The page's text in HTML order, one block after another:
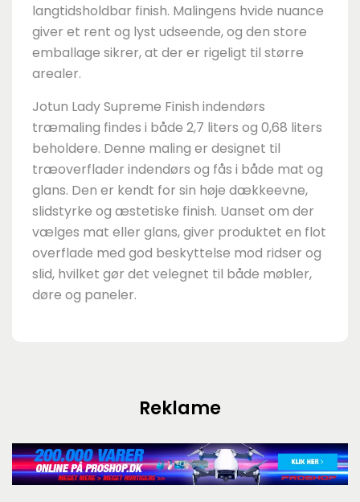
langtidsholdbar finish. Malingens hvide nuance
giver et rent og lyst udseende, og den store
emballage sikrer, at der er rigeligt til større
arealer.
Jotun Lady Supreme Finish indendørs
træmaling findes i både 2,7 liters og 0,68 liters
beholdere. Denne maling er designet til
træoverflader indendørs og fås i både mat og
glans. Den er kendt for sin høje dækkeevne,
slidstyrke og æstetiske finish. Uanset om der
vælges mat eller glans, giver produktet en flot
overflade med god beskyttelse mod ridser og
slid, hvilket gør det velegnet til både møbler,
døre og paneler.
Reklame